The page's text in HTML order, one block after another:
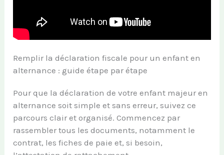
Remplir la déclaration fiscale pour un enfant en
alternance : guide étape par étape
Pour que la déclaration de votre enfant majeur en
alternance soit simple et sans erreur, suivez ce
parcours clair et organisé. Commencez par
rassembler tous les documents, notamment le
contrat, les fiches de paie et, si besoin,